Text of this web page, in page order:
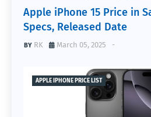
Apple iPhone 15 Price in
Specs, Released Date
RK -
March 05, 2025
APPLE IPHONE PRICE LIST